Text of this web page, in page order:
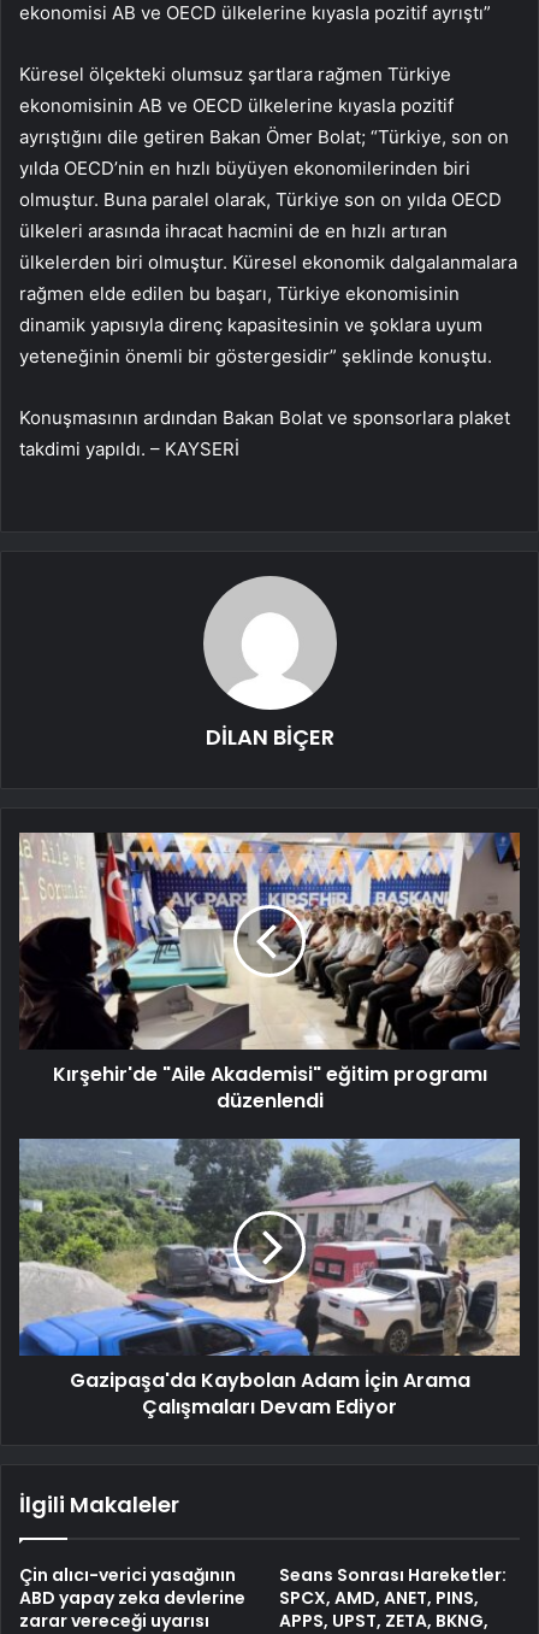
ekonomisi AB ve OECD ülkelerine kıyasla pozitif ayrıştı”
Küresel ölçekteki olumsuz şartlara rağmen Türkiye
ekonomisinin AB ve OECD ülkelerine kıyasla pozitif
ayrıştığını dile getiren Bakan Ömer Bolat; “Türkiye, son on
yılda OECD’nin en hızlı büyüyen ekonomilerinden biri
olmuştur. Buna paralel olarak, Türkiye son on yılda OECD
ülkeleri arasında ihracat hacmini de en hızlı artıran
ülkelerden biri olmuştur. Küresel ekonomik dalgalanmalara
rağmen elde edilen bu başarı, Türkiye ekonomisinin
dinamik yapısıyla direnç kapasitesinin ve şoklara uyum
yeteneğinin önemli bir göstergesidir” şeklinde konuştu.
Konuşmasının ardından Bakan Bolat ve sponsorlara plaket
takdimi yapıldı. – KAYSERİ
DİLAN BİÇER
Kırşehir'de "Aile Akademisi" eğitim programı
düzenlendi
Gazipaşa'da Kaybolan Adam İçin Arama
Çalışmaları Devam Ediyor
İlgili Makaleler
Çin alıcı-verici yasağının
ABD yapay zeka devlerine
zarar vereceği uyarısı
Seans Sonrası Hareketler:
SPCX, AMD, ANET, PINS,
APPS, UPST, ZETA, BKNG,